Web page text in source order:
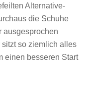
Alternative-
die Schuhe
ausgesprochen
so ziemlich alles
einen besseren Start